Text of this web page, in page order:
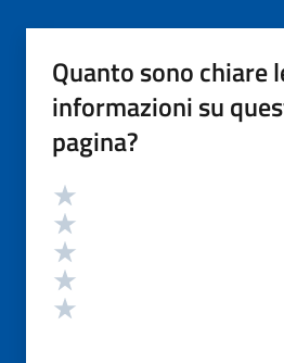
Quanto sono chiare
informazioni su
pagina?
Valutazione